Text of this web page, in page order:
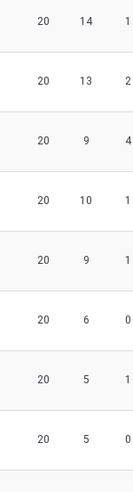
20 14 1
20 13 2
20 9 4
20 10 1
20 9 1
20 6 0
20 5 1
20 5 0